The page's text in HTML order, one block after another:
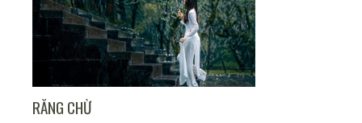
RĂNG CHỪ